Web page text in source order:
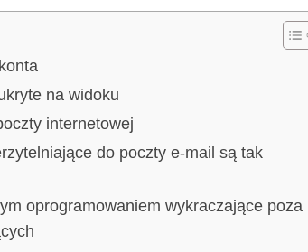
na widoku
internetowej
do poczty e-mail są tak
oprogramowaniem wykraczające poza